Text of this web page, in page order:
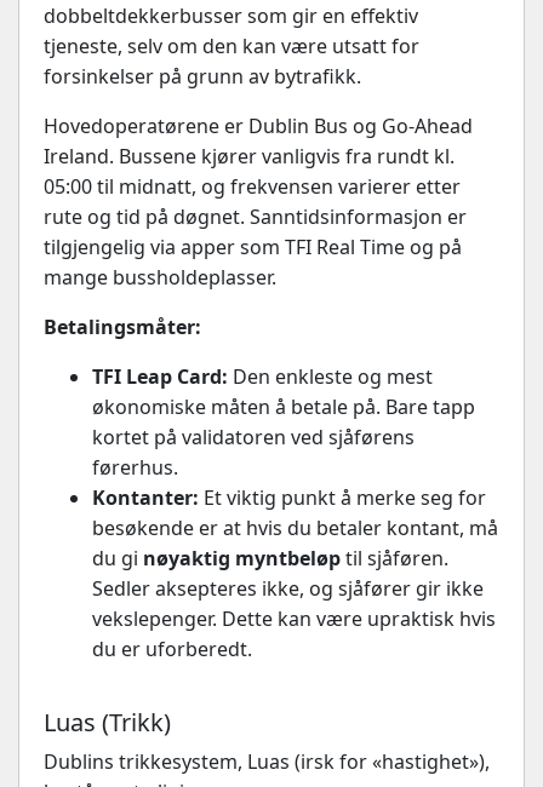
dobbeltdekkerbusser som gir en effektiv
tjeneste, selv om den kan være utsatt for
forsinkelser på grunn av bytrafikk.
Hovedoperatørene er Dublin Bus og Go-Ahead
Ireland. Bussene kjører vanligvis fra rundt kl.
05:00 til midnatt, og frekvensen varierer etter
rute og tid på døgnet. Sanntidsinformasjon er
tilgjengelig via apper som TFI Real Time og på
mange bussholdeplasser.
Betalingsmåter:
TFI Leap Card: Den enkleste og mest
økonomiske måten å betale på. Bare tapp
kortet på validatoren ved sjåførens
førerhus.
Kontanter: Et viktig punkt å merke seg for
besøkende er at hvis du betaler kontant, må
du gi nøyaktig myntbeløptil sjåføren.
Sedler aksepteres ikke, og sjåfører gir ikke
vekslepenger. Dette kan være upraktisk hvis
du er uforberedt.
Luas (Trikk)
Dublins trikkesystem, Luas (irsk for «hastighet»),